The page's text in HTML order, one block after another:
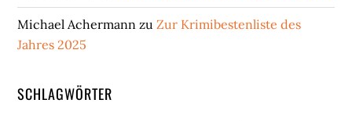
Michael Achermann zuZur Krimibestenliste des
Jahres 2025
SCHLAGWÖRTER